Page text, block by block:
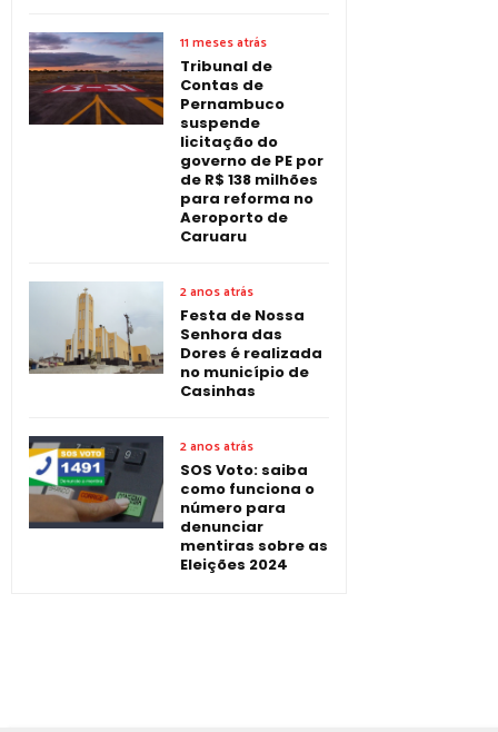
11 meses atrás
Tribunal de
Contas de
Pernambuco
suspende
licitação do
governo de PE por
de R$ 138 milhões
para reforma no
Aeroporto de
Caruaru
2 anos atrás
Festa de Nossa
Senhora das
Dores é realizada
no município de
Casinhas
2 anos atrás
SOS Voto: saiba
como funciona o
número para
denunciar
mentiras sobre as
Eleições 2024